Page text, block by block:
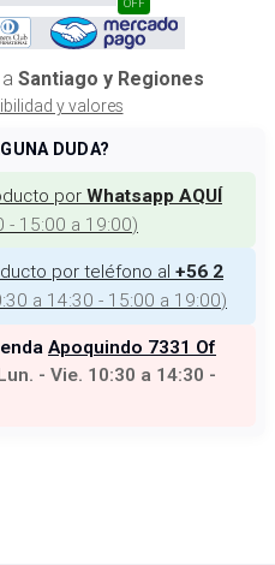
Santiago y Regiones
y valores
DUDA?
por Whatsapp AQUÍ
- 15:00 a 19:00)
por teléfono al +56 2
a 14:30 - 15:00 a 19:00)
Apoquindo 7331 Of
- Vie. 10:30 a 14:30 -